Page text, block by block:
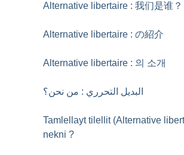
Alternative libertaire : 我们是谁？
Alternative libertaire : の紹介
Alternative libertaire : 의 소개
البديل التحرري : من نحن؟
Tamlellayt tilellit (Alternative
nekni ?